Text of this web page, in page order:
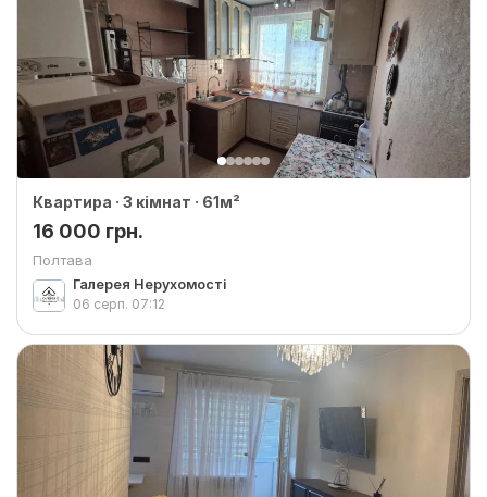
Квартира · 3 кімнат · 61м²
16 000 грн.
Полтава
Галерея Нерухомості
06 серп. 07:12